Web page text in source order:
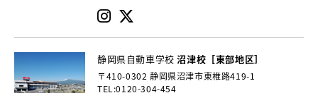
静岡県自動車学校沼津校［東部地区］
〒410-0302 静岡県沼津市東椎路419-1
TEL:0120-304-454